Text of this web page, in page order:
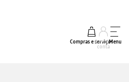
Compras e serviços
A minha
conta
Menu